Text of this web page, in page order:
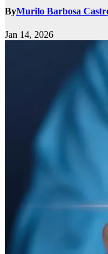
ByMurilo Barbosa
Jan 14, 2026